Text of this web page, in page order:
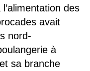
des
avait
nord-
à
sa branche